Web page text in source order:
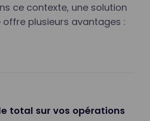
ce contexte, une solution
plusieurs avantages :
total sur vos opérations